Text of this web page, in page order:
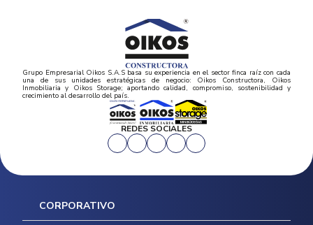
Grupo Empresarial Oikos S.A.S basa su experiencia en el sector finca raíz con cada
una de sus unidades estratégicas de negocio: Oikos Constructora, Oikos
Inmobiliaria y Oikos Storage; aportando calidad, compromiso, sostenibilidad y
crecimiento al desarrollo del país.
REDES SOCIALES
CORPORATIVO